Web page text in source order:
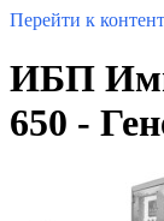
Перейти к
ИБП
650 -